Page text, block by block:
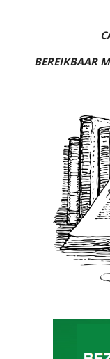
BEREIKBAAR